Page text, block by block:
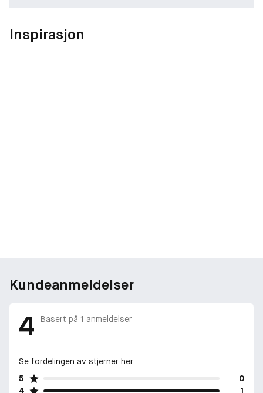
Inspirasjon
Kundeanmeldelser
4 Basert på 1 anmeldelser
Se fordelingen av stjerner her
5
0
4
1